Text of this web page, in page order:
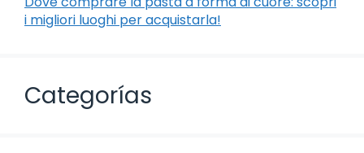
i migliori luoghi per acquistarla!
Categorías